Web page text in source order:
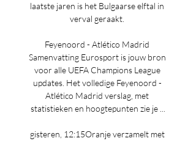
laatste jaren is het Bulgaarse elftal in
verval geraakt.
Feyenoord - Atlético Madrid
Samenvatting Eurosport is jouw bron
voor alle UEFA Champions League
updates. Het volledige Feyenoord -
Atlético Madrid verslag, met
statistieken en hoogtepunten zie je ...
gisteren, 12:15Oranje verzamelt met